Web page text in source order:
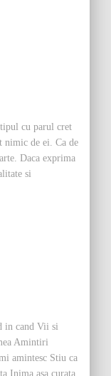
cu parul cret
nimic de ei. Ca de
Daca exprima
si
in cand Vii si
Amintiri
amintesc Stiu ca
Inima asa curata